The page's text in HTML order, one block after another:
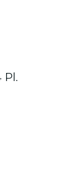
Pl.